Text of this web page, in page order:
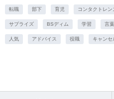
転職 部下 育児 コンタクトレン
サプライズ BSディム 学習 言葉
人気 アドバイス 役職 キャンセ